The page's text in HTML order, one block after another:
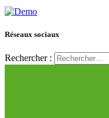
Réseaux sociaux
Rechercher :